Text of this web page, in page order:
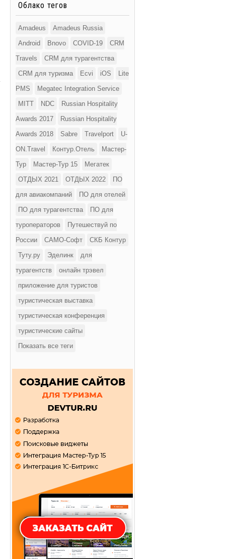
Облако тегов
Amadeus
Amadeus Russia
Android
Bnovo COVID-19
CRM
Travels
CRM для турагентства
CRM для туризма
Ecvi iOS
Lite
PMS
Megatec Integration Service
MITT
NDC
Russian Hospitality
Awards 2017
Russian Hospitality
Awards 2018
Sabre Travelport
U-
ON.Travel
Контур.Отель
Мастер-
Тур
Мастер-Тур 15
Мегатек
ОТДЫХ 2021
ОТДЫХ 2022
ПО
для авиакомпаний
ПО для отелей
ПО для турагентства
ПО для
туроператоров
Путешествуй по
России
САМО-Софт
СКБ Контур
Туту.ру
Эделинк
для
турагентств
онлайн трэвел
приложение для туристов
туристическая выставка
туристическая конференция
туристические сайты
Показать все теги